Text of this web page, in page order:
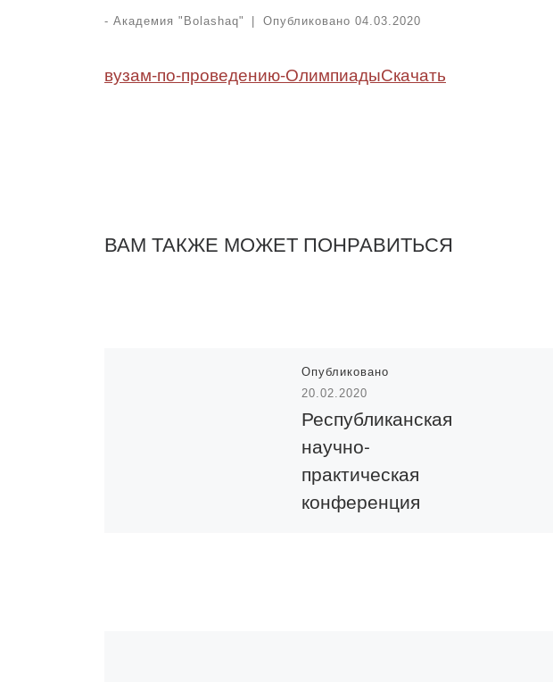
- Академия "Bolashaq" Опубликовано 04.03.2020
вузам-по-проведению-ОлимпиадыСкачать
ВАМ ТАКЖЕ МОЖЕТ ПОНРАВИТЬСЯ
Опубликовано
20.02.2020
Республиканская
научно-
практическая
конференция